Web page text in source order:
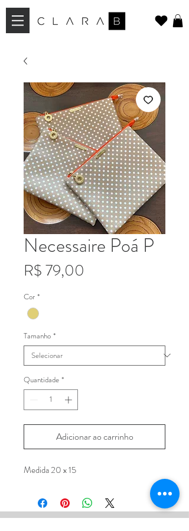
Necessaire Poá P
R$ 79,00
Cor *
Tamanho *
Quantidade *
Adicionar ao carrinho
Medida 20 x 15